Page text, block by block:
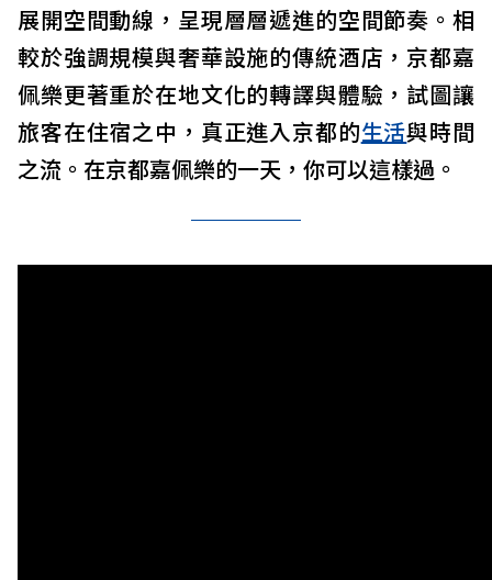
展開空間動線，呈現層層遞進的空間節奏。相
較於強調規模與奢華設施的傳統酒店，京都嘉
佩樂更著重於在地文化的轉譯與體驗，試圖讓
旅客在住宿之中，真正進入京都的生活與時間
之流。在京都嘉佩樂的一天，你可以這樣過。